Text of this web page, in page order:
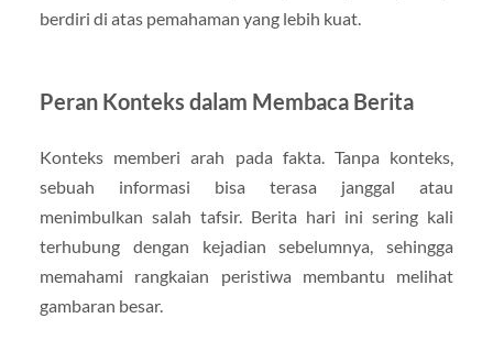
berdiri di atas pemahaman yang lebih kuat.
Peran Konteks dalam Membaca Berita
Konteks memberi arah pada fakta. Tanpa konteks,
sebuah informasi bisa terasa janggal atau
menimbulkan salah tafsir. Berita hari ini sering kali
terhubung dengan kejadian sebelumnya, sehingga
memahami rangkaian peristiwa membantu melihat
gambaran besar.